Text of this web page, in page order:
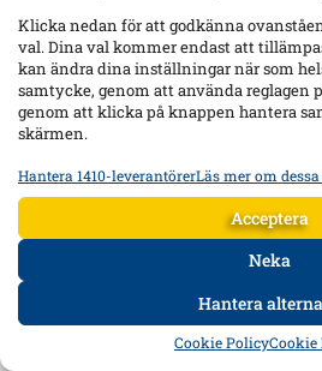
Klicka nedan för att godkänna
val. Dina val kommer endast att
kan ändra dina inställningar när som
samtycke, genom att använda reglagen
genom att klicka på knappen hantera
skärmen.
Statistik
Lagra och/eller få åtkomst till
reklamprestanda, Mäta
genom statistik eller kombinationer av
Lagra och/eller få åtkomst till
Hantera 1410-leverantörerLäs mer om
Acceptera
Neka
Hantera
Cookie PolicyCookie
DATA